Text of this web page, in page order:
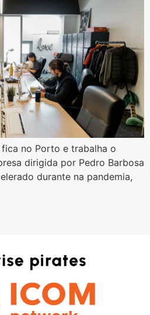
fica no Porto e trabalha o
dirigida por Pedro Barbosa
durante na pandemia,